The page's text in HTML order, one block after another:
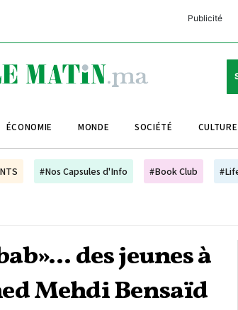
Publicité
Le
Le
Le
ÉCONOMIE MONDE SOCIÉTÉ CULTURE
#Nos Capsules d'Info #Book Club
des jeunes à
Mehdi Bensaïd